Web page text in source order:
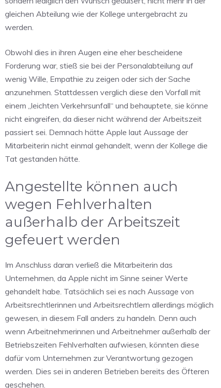
gleichen Abteilung wie der Kollege untergebracht zu
werden.
Obwohl dies in ihren Augen eine eher bescheidene
Forderung war, stieß sie bei der Personalabteilung auf
wenig Wille, Empathie zu zeigen oder sich der Sache
anzunehmen. Stattdessen verglich diese den Vorfall mit
einem „leichten Verkehrsunfall“ und behauptete, sie könne
nicht eingreifen, da dieser nicht während der Arbeitszeit
passiert sei. Demnach hätte Apple laut Aussage der
Mitarbeiterin nicht einmal gehandelt, wenn der Kollege die
Tat gestanden hätte.
Angestellte können auch
wegen Fehlverhalten
außerhalb der Arbeitszeit
gefeuert werden
Im Anschluss daran verließ die Mitarbeiterin das
Unternehmen, da Apple nicht im Sinne seiner Werte
gehandelt habe. Tatsächlich sei es nach Aussage von
Arbeitsrechtlerinnen und Arbeitsrechtlern allerdings möglich
gewesen, in diesem Fall anders zu handeln. Denn auch
wenn Arbeitnehmerinnen und Arbeitnehmer außerhalb der
Betriebszeiten Fehlverhalten aufwiesen, könnten diese
dafür vom Unternehmen zur Verantwortung gezogen
werden. Dies sei in anderen Betrieben bereits des Öfteren
geschehen.